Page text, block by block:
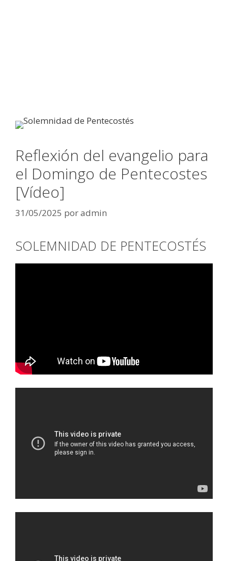
Reflexión del evangelio para
el Domingo de Pentecostes
[Vídeo]
31/05/2025 poradmin
SOLEMNIDAD DE PENTECOSTÉS